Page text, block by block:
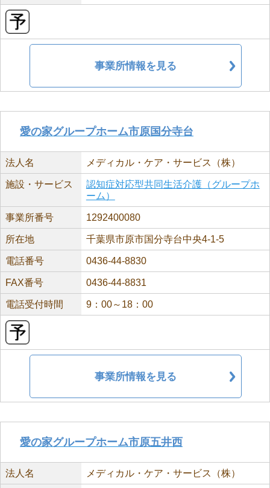
事業所情報を見る
愛の家グループホーム市原国分寺台
法人名 メディカル・ケア・サービス（株）
施設・サービス
認知症対応型共同生活介護（グループホ
ーム）
事業所番号 1292400080
所在地 千葉県市原市国分寺台中央4-1-5
電話番号 0436-44-8830
FAX番号 0436-44-8831
電話受付時間 9：00～18：00
事業所情報を見る
愛の家グループホーム市原五井西
法人名 メディカル・ケア・サービス（株）